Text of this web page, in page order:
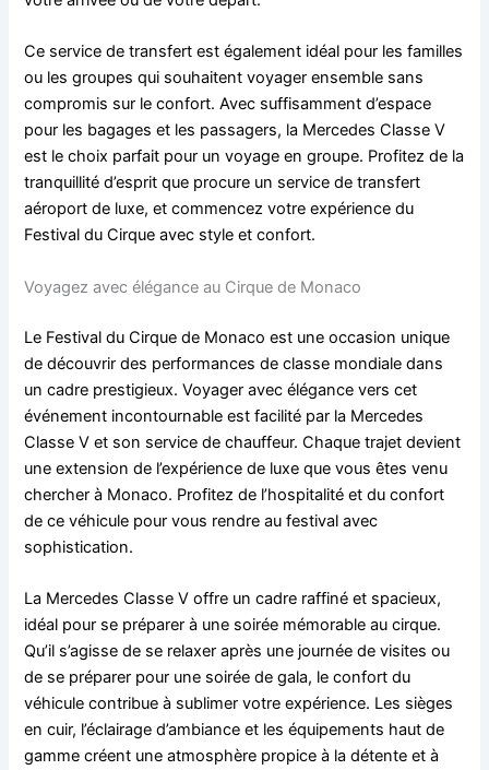
Ce service de transfert est également idéal pour les familles
ou les groupes qui souhaitent voyager ensemble sans
compromis sur le confort. Avec suffisamment d’espace
pour les bagages et les passagers, la Mercedes Classe V
est le choix parfait pour un voyage en groupe. Profitez de la
tranquillité d’esprit que procure un service de transfert
aéroport de luxe, et commencez votre expérience du
Festival du Cirque avec style et confort.
Voyagez avec élégance au Cirque de Monaco
Le Festival du Cirque de Monaco est une occasion unique
de découvrir des performances de classe mondiale dans
un cadre prestigieux. Voyager avec élégance vers cet
événement incontournable est facilité par la Mercedes
Classe V et son service de chauffeur. Chaque trajet devient
une extension de l’expérience de luxe que vous êtes venu
chercher à Monaco. Profitez de l’hospitalité et du confort
de ce véhicule pour vous rendre au festival avec
sophistication.
La Mercedes Classe V offre un cadre raffiné et spacieux,
idéal pour se préparer à une soirée mémorable au cirque.
Qu’il s’agisse de se relaxer après une journée de visites ou
de se préparer pour une soirée de gala, le confort du
véhicule contribue à sublimer votre expérience. Les sièges
en cuir, l’éclairage d’ambiance et les équipements haut de
gamme créent une atmosphère propice à la détente et à